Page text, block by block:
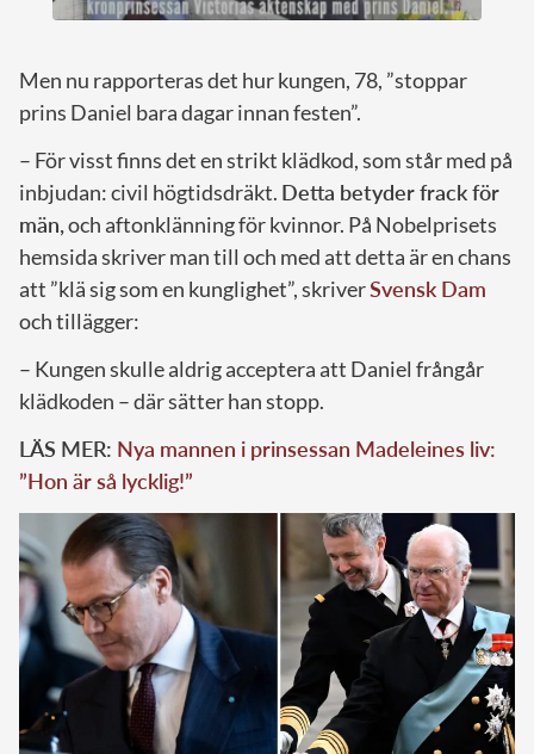
Men nu rapporteras det hur kungen, 78, ”stoppar
prins Daniel bara dagar innan festen”.
– För visst finns det en strikt klädkod, som står med på
inbjudan: civil högtidsdräkt. Detta betyder frack för
män,och aftonklänning för kvinnor. På Nobelprisets
hemsida skriver man till och med att detta är en chans
att ”klä sig som en kunglighet”, skriverSvensk Dam
och tillägger:
– Kungen skulle aldrig acceptera att Daniel frångår
klädkoden – där sätter han stopp.
LÄS MER: Nya mannen i prinsessan Madeleines liv:
”Hon är så lycklig!”